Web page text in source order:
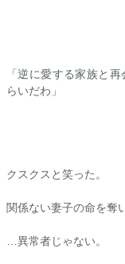
「逆に愛する家族と
らいだわ」
クスクスと笑った。
関係ない妻子の命を奪
…異常者じゃない。